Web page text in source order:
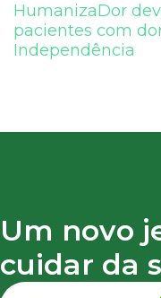
HumanizaDor
pacientes com
Independência
Um novo
cuidar da